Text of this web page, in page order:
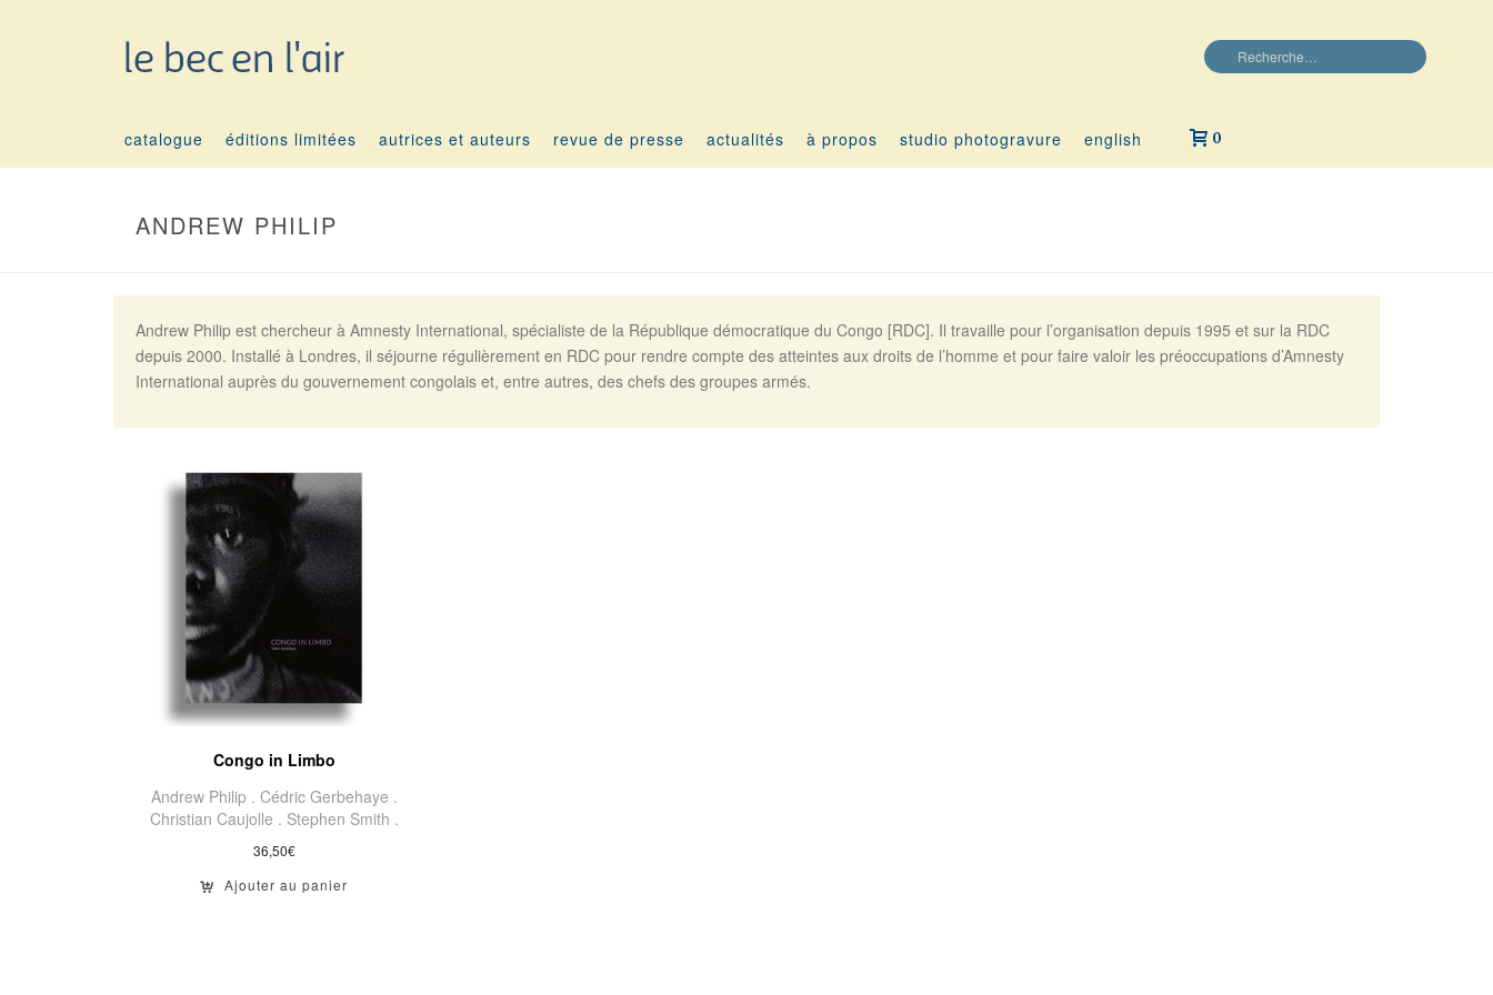
catalogue éditions limitées autrices et auteurs revue de presse actualités à propos studio photogravure english 0
ANDREW PHILIP
Andrew Philip est chercheur à Amnesty International, spécialiste de la République démocratique du Congo [RDC]. Il travaille pour l’organisation depuis 1995 et sur la RDC
depuis 2000. Installé à Londres, il séjourne régulièrement en RDC pour rendre compte des atteintes aux droits de l’homme et pour faire valoir les préoccupations d’Amnesty
International auprès du gouvernement congolais et, entre autres, des chefs des groupes armés.
Congo in Limbo
Andrew Philip . Cédric Gerbehaye .
Christian Caujolle . Stephen Smith .
36,50€
Ajouter au panier